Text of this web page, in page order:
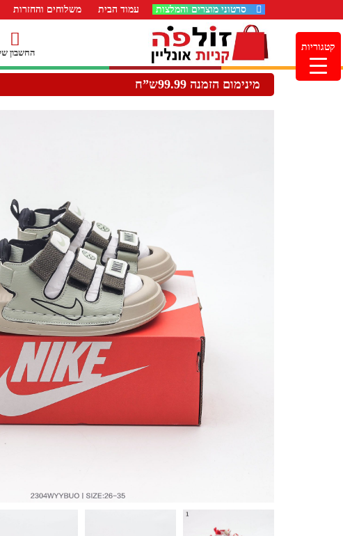
סרטוני מוצרים והמלצות עמוד הבית משלוחים והחזרות
החשבון
מינימום הזמנה 99.99ש”ח
קטגוריות